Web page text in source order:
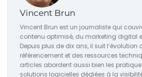
Vincent Brun
Vincent Brun est un journaliste qui
contenu optimisé, du marketing digital
Depuis plus de dix ans, il suit l’évolution
référencement et des ressources
articles abordent aussi bien les
solutions logicielles dédiées à la